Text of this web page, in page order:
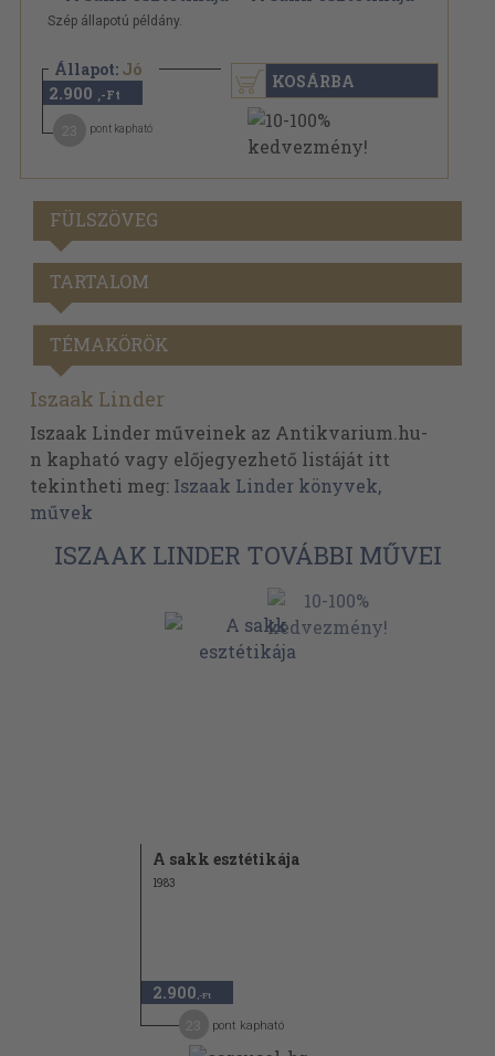
Szép állapotú példány.
Állapot: Jó
2.900 ,-Ft
pont kapható
KOSÁRBA
FÜLSZÖVEG
TARTALOM
TÉMAKÖRÖK
Iszaak Linder
Iszaak Linder műveinek az Antikvarium.hu-
n kapható vagy előjegyezhető listáját itt
tekintheti meg: Iszaak Linder könyvek,
művek
ISZAAK LINDER TOVÁBBI MŰVEI
A sakk esztétikája
1983
2.900 ,-Ft
pont kapható